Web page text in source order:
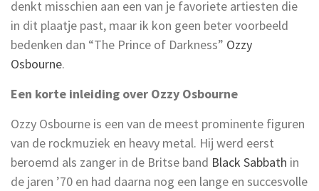
denkt misschien aan een van je favoriete artiesten die
in dit plaatje past, maar ik kon geen beter voorbeeld
bedenken dan “The Prince of Darkness” Ozzy
Osbourne.
Een korte inleiding over Ozzy Osbourne
Ozzy Osbourne is een van de meest prominente figuren
van de rockmuziek en heavy metal. Hij werd eerst
beroemd als zanger in de Britse band Black Sabbath in
de jaren ’70 en had daarna nog een lange en succesvolle